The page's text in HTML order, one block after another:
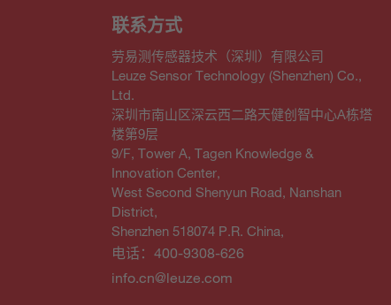
联系方式
劳易测传感器技术（深圳）有限公司
Leuze Sensor Technology (Shenzhen) Co.,
Ltd.
深圳市南山区深云西二路天健创智中心A栋塔
楼第9层
9/F, Tower A, Tagen Knowledge &
Innovation Center,
West Second Shenyun Road, Nanshan
District,
Shenzhen 518074 P.R. China,
电话：400-9308-626
info.cn@leuze.com